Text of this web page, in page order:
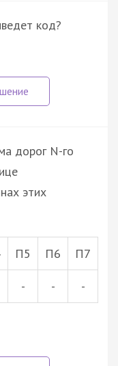
код?
дорог N-го
этих
П5 П6 П7
- - -